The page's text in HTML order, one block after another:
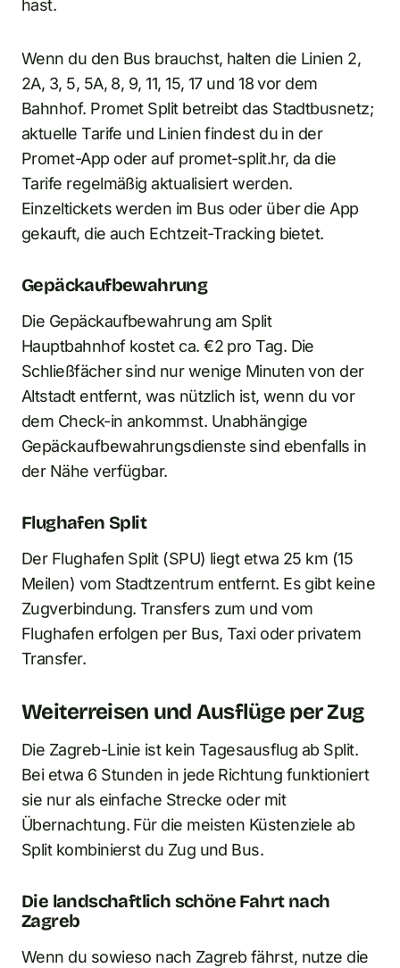
hast.
Wenn du den Bus brauchst, halten die Linien 2,
2A, 3, 5, 5A, 8, 9, 11, 15, 17 und 18 vor dem
Bahnhof. Promet Split betreibt das Stadtbusnetz;
aktuelle Tarife und Linien findest du in der
Promet-App oder auf promet-split.hr, da die
Tarife regelmäßig aktualisiert werden.
Einzeltickets werden im Bus oder über die App
gekauft, die auch Echtzeit-Tracking bietet.
Gepäckaufbewahrung
Die Gepäckaufbewahrung am Split
Hauptbahnhof kostet ca. €2 pro Tag. Die
Schließfächer sind nur wenige Minuten von der
Altstadt entfernt, was nützlich ist, wenn du vor
dem Check-in ankommst. Unabhängige
Gepäckaufbewahrungsdienste sind ebenfalls in
der Nähe verfügbar.
Flughafen Split
Der Flughafen Split (SPU) liegt etwa 25 km (15
Meilen) vom Stadtzentrum entfernt. Es gibt keine
Zugverbindung. Transfers zum und vom
Flughafen erfolgen per Bus, Taxi oder privatem
Transfer.
Weiterreisen und Ausflüge per Zug
Die Zagreb-Linie ist kein Tagesausflug ab Split.
Bei etwa 6 Stunden in jede Richtung funktioniert
sie nur als einfache Strecke oder mit
Übernachtung. Für die meisten Küstenziele ab
Split kombinierst du Zug und Bus.
Die landschaftlich schöne Fahrt nach
Zagreb
Wenn du sowieso nach Zagreb fährst, nutze die